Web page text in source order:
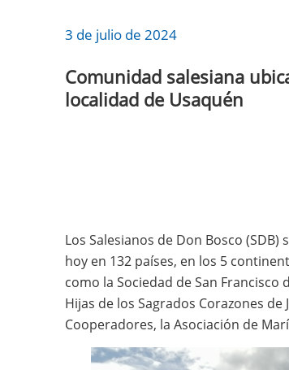
3 de julio de 2024
Comunidad salesiana
localidad de Usaquén
Los Salesianos de Don Bosco
hoy en 132 países, en los 5
como la Sociedad de San Francisco
Hijas de los Sagrados Corazones de
Cooperadores, la Asociación de
Imagen